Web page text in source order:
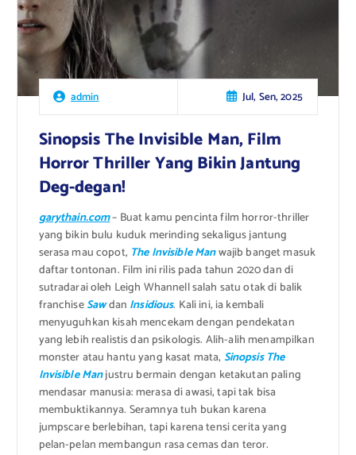
admin Jul, Sen, 2025
Sinopsis The Invisible Man, Film
Horror Thriller Yang Bikin Jantung
Deg-degan!
garythain.com– Buat kamu pencinta film horror-thriller
yang bikin bulu kuduk merinding sekaligus jantung
serasa mau copot, The Invisible Manwajib banget masuk
daftar tontonan. Film ini rilis pada tahun 2020 dan di
sutradarai oleh Leigh Whannell salah satu otak di balik
franchiseSawdan Insidious. Kali ini, ia kembali
menyuguhkan kisah mencekam dengan pendekatan
yang lebih realistis dan psikologis. Alih-alih menampilkan
monster atau hantu yang kasat mata, Sinopsis The
Invisible Manjustru bermain dengan ketakutan paling
mendasar manusia: merasa di awasi, tapi tak bisa
membuktikannya. Seramnya tuh bukan karena
jumpscare berlebihan, tapi karena tensi cerita yang
pelan-pelan membangun rasa cemas dan teror.